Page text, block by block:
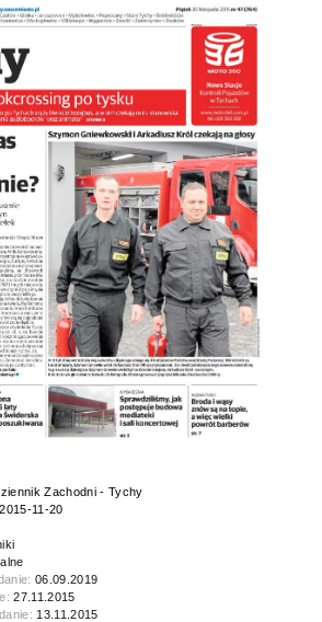
Zachodni - Tychy
2015-11-20
06.09.2019
27.11.2015
13.11.2015